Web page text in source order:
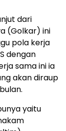
dari
(Golkar) ini
pola kerja
dengan
sama ini ia
akan diraup
yaitu